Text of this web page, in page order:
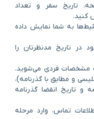
تاریخ سفر و تعداد
کنید.
به شما نمایش داده
در تاریخ مدنظرتان را
ثبت مشخصات فردی می‌شوید.
و مطابق با گذرنامه)،
و تاریخ انقضا گذرنامه
تماس، وارد مرحله